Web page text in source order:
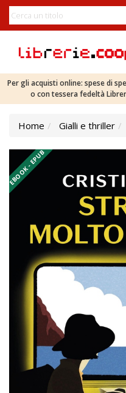
Per gli acquisti online: spese di
o con tessera fedeltà
Home Gialli e thriller
EBOOK - EPUB